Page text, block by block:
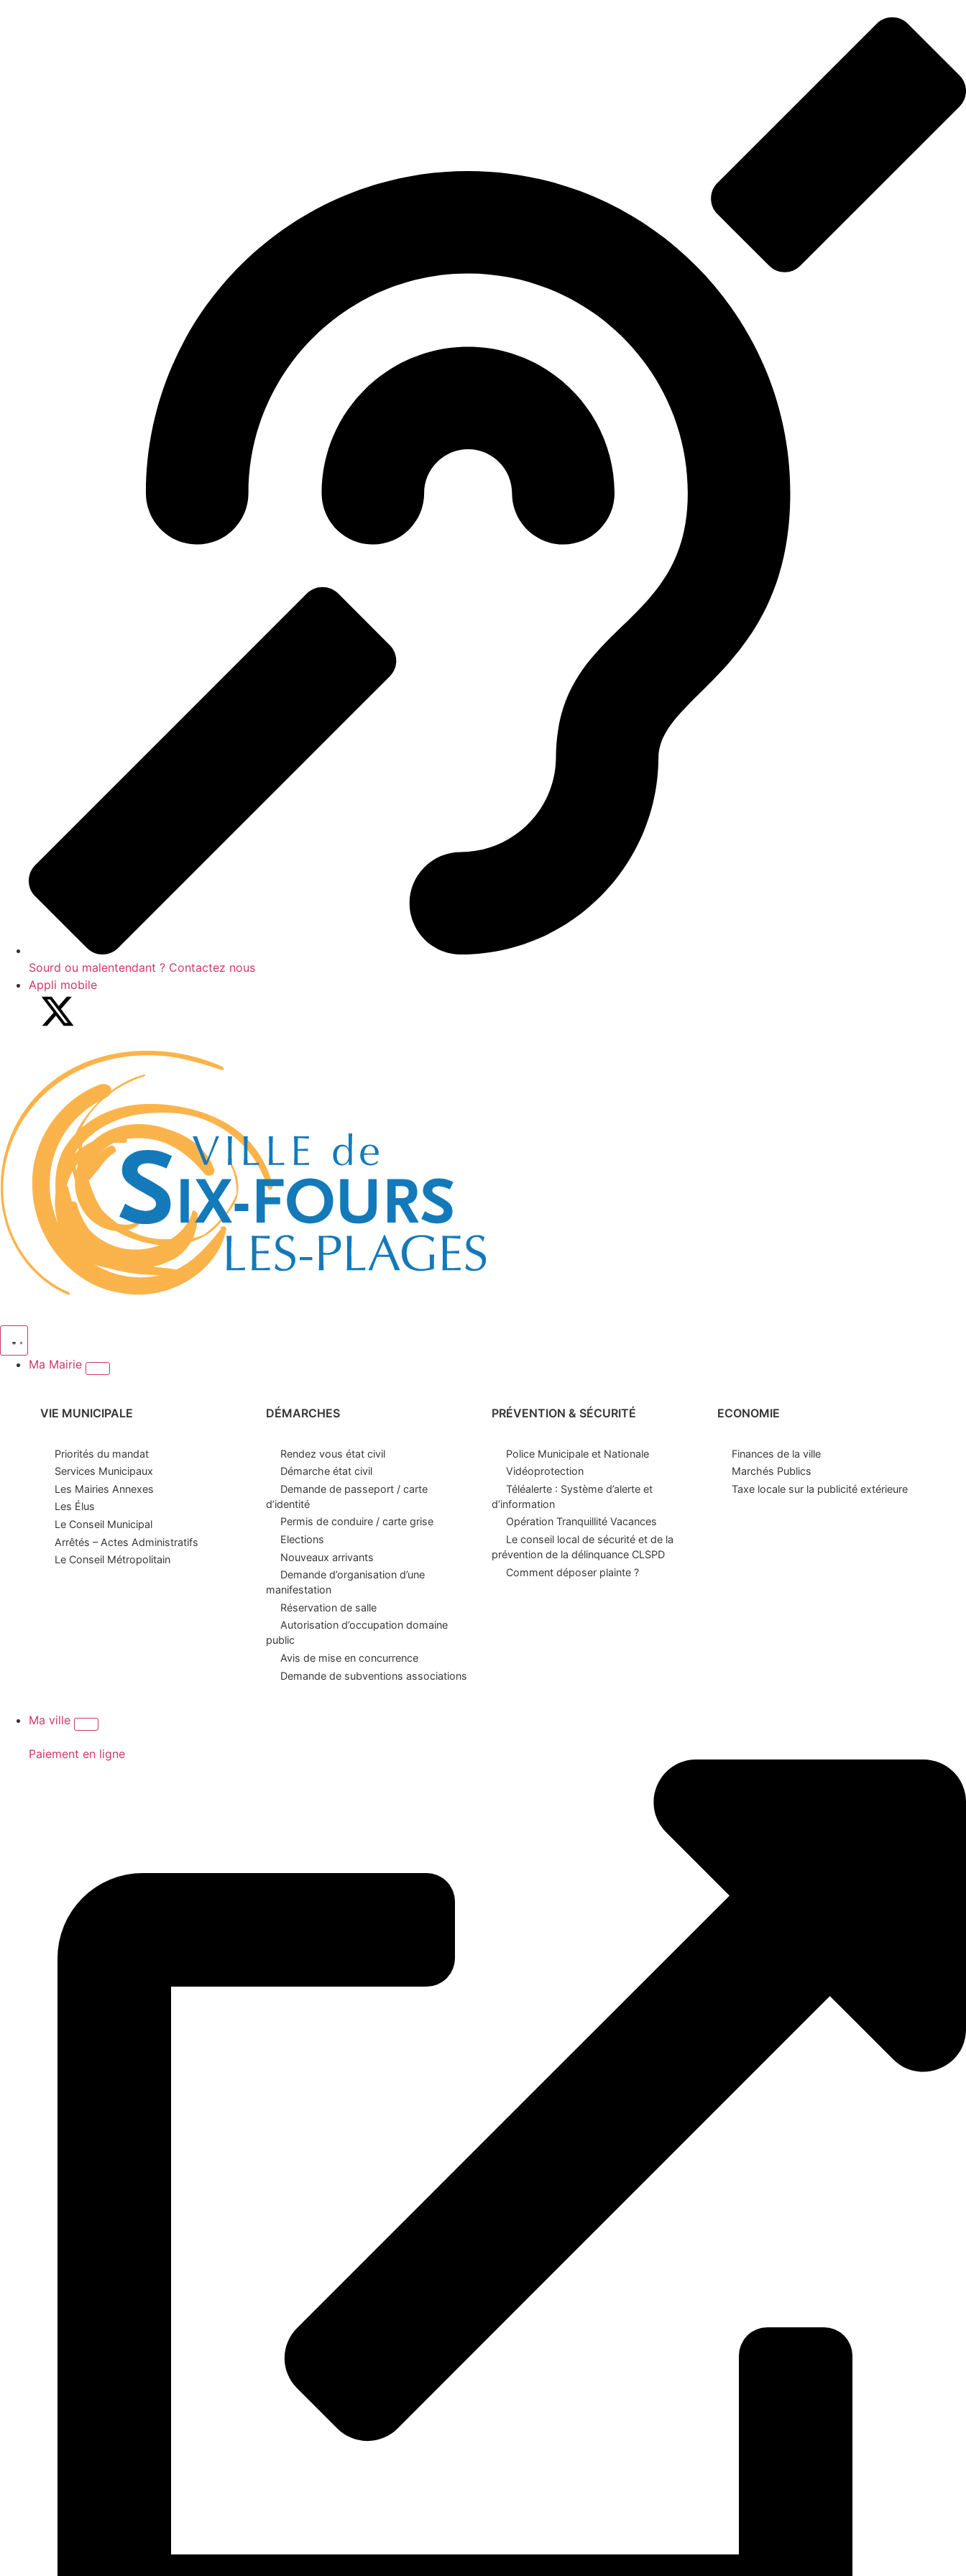
Sourd ou malentendant ? Contactez nous
Appli mobile
Ma Mairie
VIE MUNICIPALE
Priorités du mandat
Services Municipaux
Les Mairies Annexes
Les Élus
Le Conseil Municipal
Arrêtés – Actes Administratifs
Le Conseil Métropolitain
DÉMARCHES
Rendez vous état civil
Démarche état civil
Demande de passeport / carte
d’identité
Permis de conduire / carte grise
Elections
Nouveaux arrivants
Demande d’organisation d’une
manifestation
Réservation de salle
Autorisation d’occupation domaine
public
Avis de mise en concurrence
Demande de subventions associations
PRÉVENTION & SÉCURITÉ
Police Municipale et Nationale
Vidéoprotection
Téléalerte : Système d’alerte et
d’information
Opération Tranquillité Vacances
Le conseil local de sécurité et de la
prévention de la délinquance CLSPD
Comment déposer plainte ?
ECONOMIE
Finances de la ville
Marchés Publics
Taxe locale sur la publicité extérieure
Ma ville
Paiement en ligne